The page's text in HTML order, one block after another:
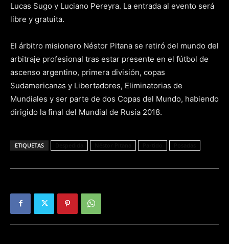
Lucas Sugo y Luciano Pereyra. La entrada al evento será
libre y gratuita.
El árbitro misionero Néstor Pitana se retiró del mundo del
arbitraje profesional tras estar presente en el fútbol de
ascenso argentino, primera división, copas
Sudamericanas y Libertadores, Eliminatorias de
Mundiales y ser parte de dos Copas del Mundo, habiendo
dirigido la final del Mundial de Rusia 2018.
ETIQUETAS